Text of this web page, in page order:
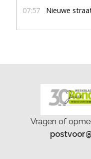
07:57 Nieuwe
Vragen of